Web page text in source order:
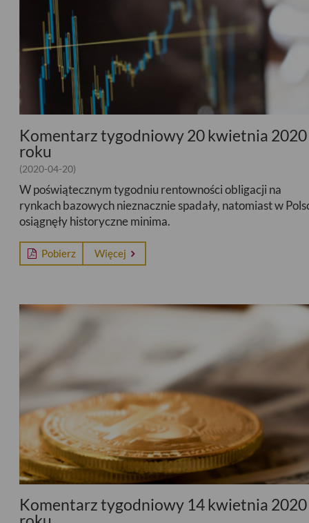
Komentarz tygodniowy 20 kwietnia 2020
roku
(2020-04-20)
W poświątecznym tygodniu rentowności obligacji na
rynkach bazowych nieznacznie spadały, natomiast w
osiągnęły historyczne minima.
Pobierz Więcej
Komentarz tygodniowy 14 kwietnia 2020